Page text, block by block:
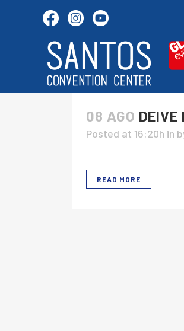
08 AGO DEIVE
Posted at 16:20h in
READ MORE